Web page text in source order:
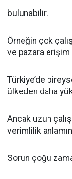
bulunabilir.
Örneğin çok
ve pazara
Türkiye’de
ülkeden daha
Ancak uzun
verimlilik
Sorun çoğu